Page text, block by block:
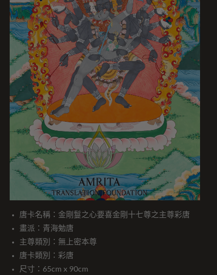
唐卡名稱：金剛鬘之心要喜金剛十七尊之主尊彩唐
畫派：青海勉唐
主尊類別：無上密本尊
唐卡類別：彩唐
尺寸：65cm x 90cm